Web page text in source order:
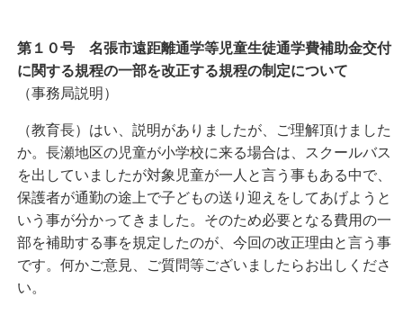
第１０号 名張市遠距離通学等児童生徒通学費補助金交付
に関する規程の一部を改正する規程の制定について
（事務局説明）
（教育長）はい、説明がありましたが、ご理解頂けました
か。長瀬地区の児童が小学校に来る場合は、スクールバス
を出していましたが対象児童が一人と言う事もある中で、
保護者が通勤の途上で子どもの送り迎えをしてあげようと
いう事が分かってきました。そのため必要となる費用の一
部を補助する事を規定したのが、今回の改正理由と言う事
です。何かご意見、ご質問等ございましたらお出しくださ
い。